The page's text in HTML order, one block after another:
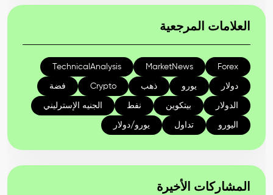
العلامات المرجعية
Forex
MarketNews
TechnicalAnalysis
دولار يورو ذهب Crypto فضة
الدولار بيتكوين نفط الجنيه الإسترليني
اليورو تداول يورو/دولار
المشاركات الأخيرة